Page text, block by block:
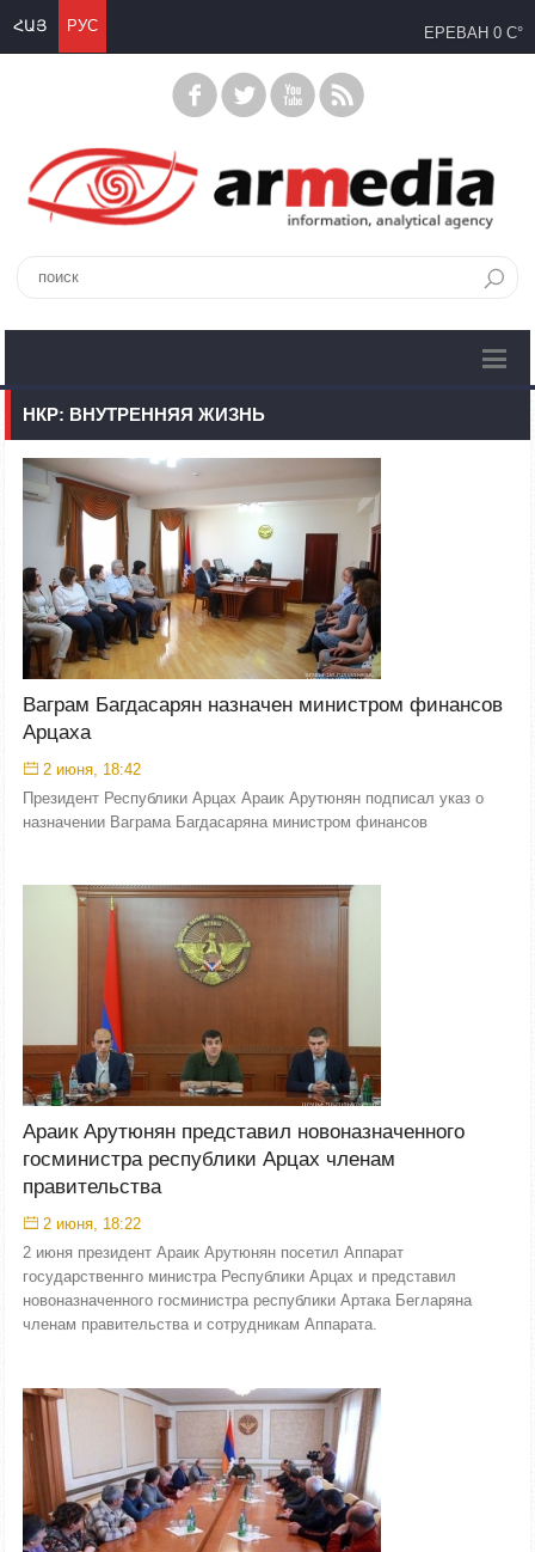
ՀԱՅ РУС ЕРЕВАН 0 C°
НКР: ВНУТРЕННЯЯ ЖИЗНЬ
Ваграм Багдасарян назначен министром финансов
Арцаха
2 июня, 18:42
Президент Республики Арцах Араик Арутюнян подписал указ о
назначении Ваграма Багдасаряна министром финансов
Араик Арутюнян представил новоназначенного
госминистра республики Арцах членам
правительства
2 июня, 18:22
2 июня президент Араик Арутюнян посетил Аппарат
государственнго министра Республики Арцах и представил
новоназначенного госминистра республики Артака Бегларяна
членам правительства и сотрудникам Аппарата.